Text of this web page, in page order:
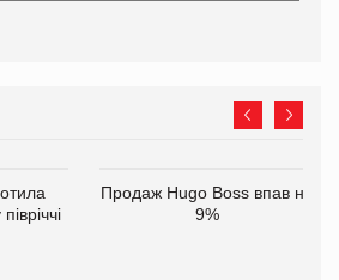
Продаж Hugo Boss впав на
9%